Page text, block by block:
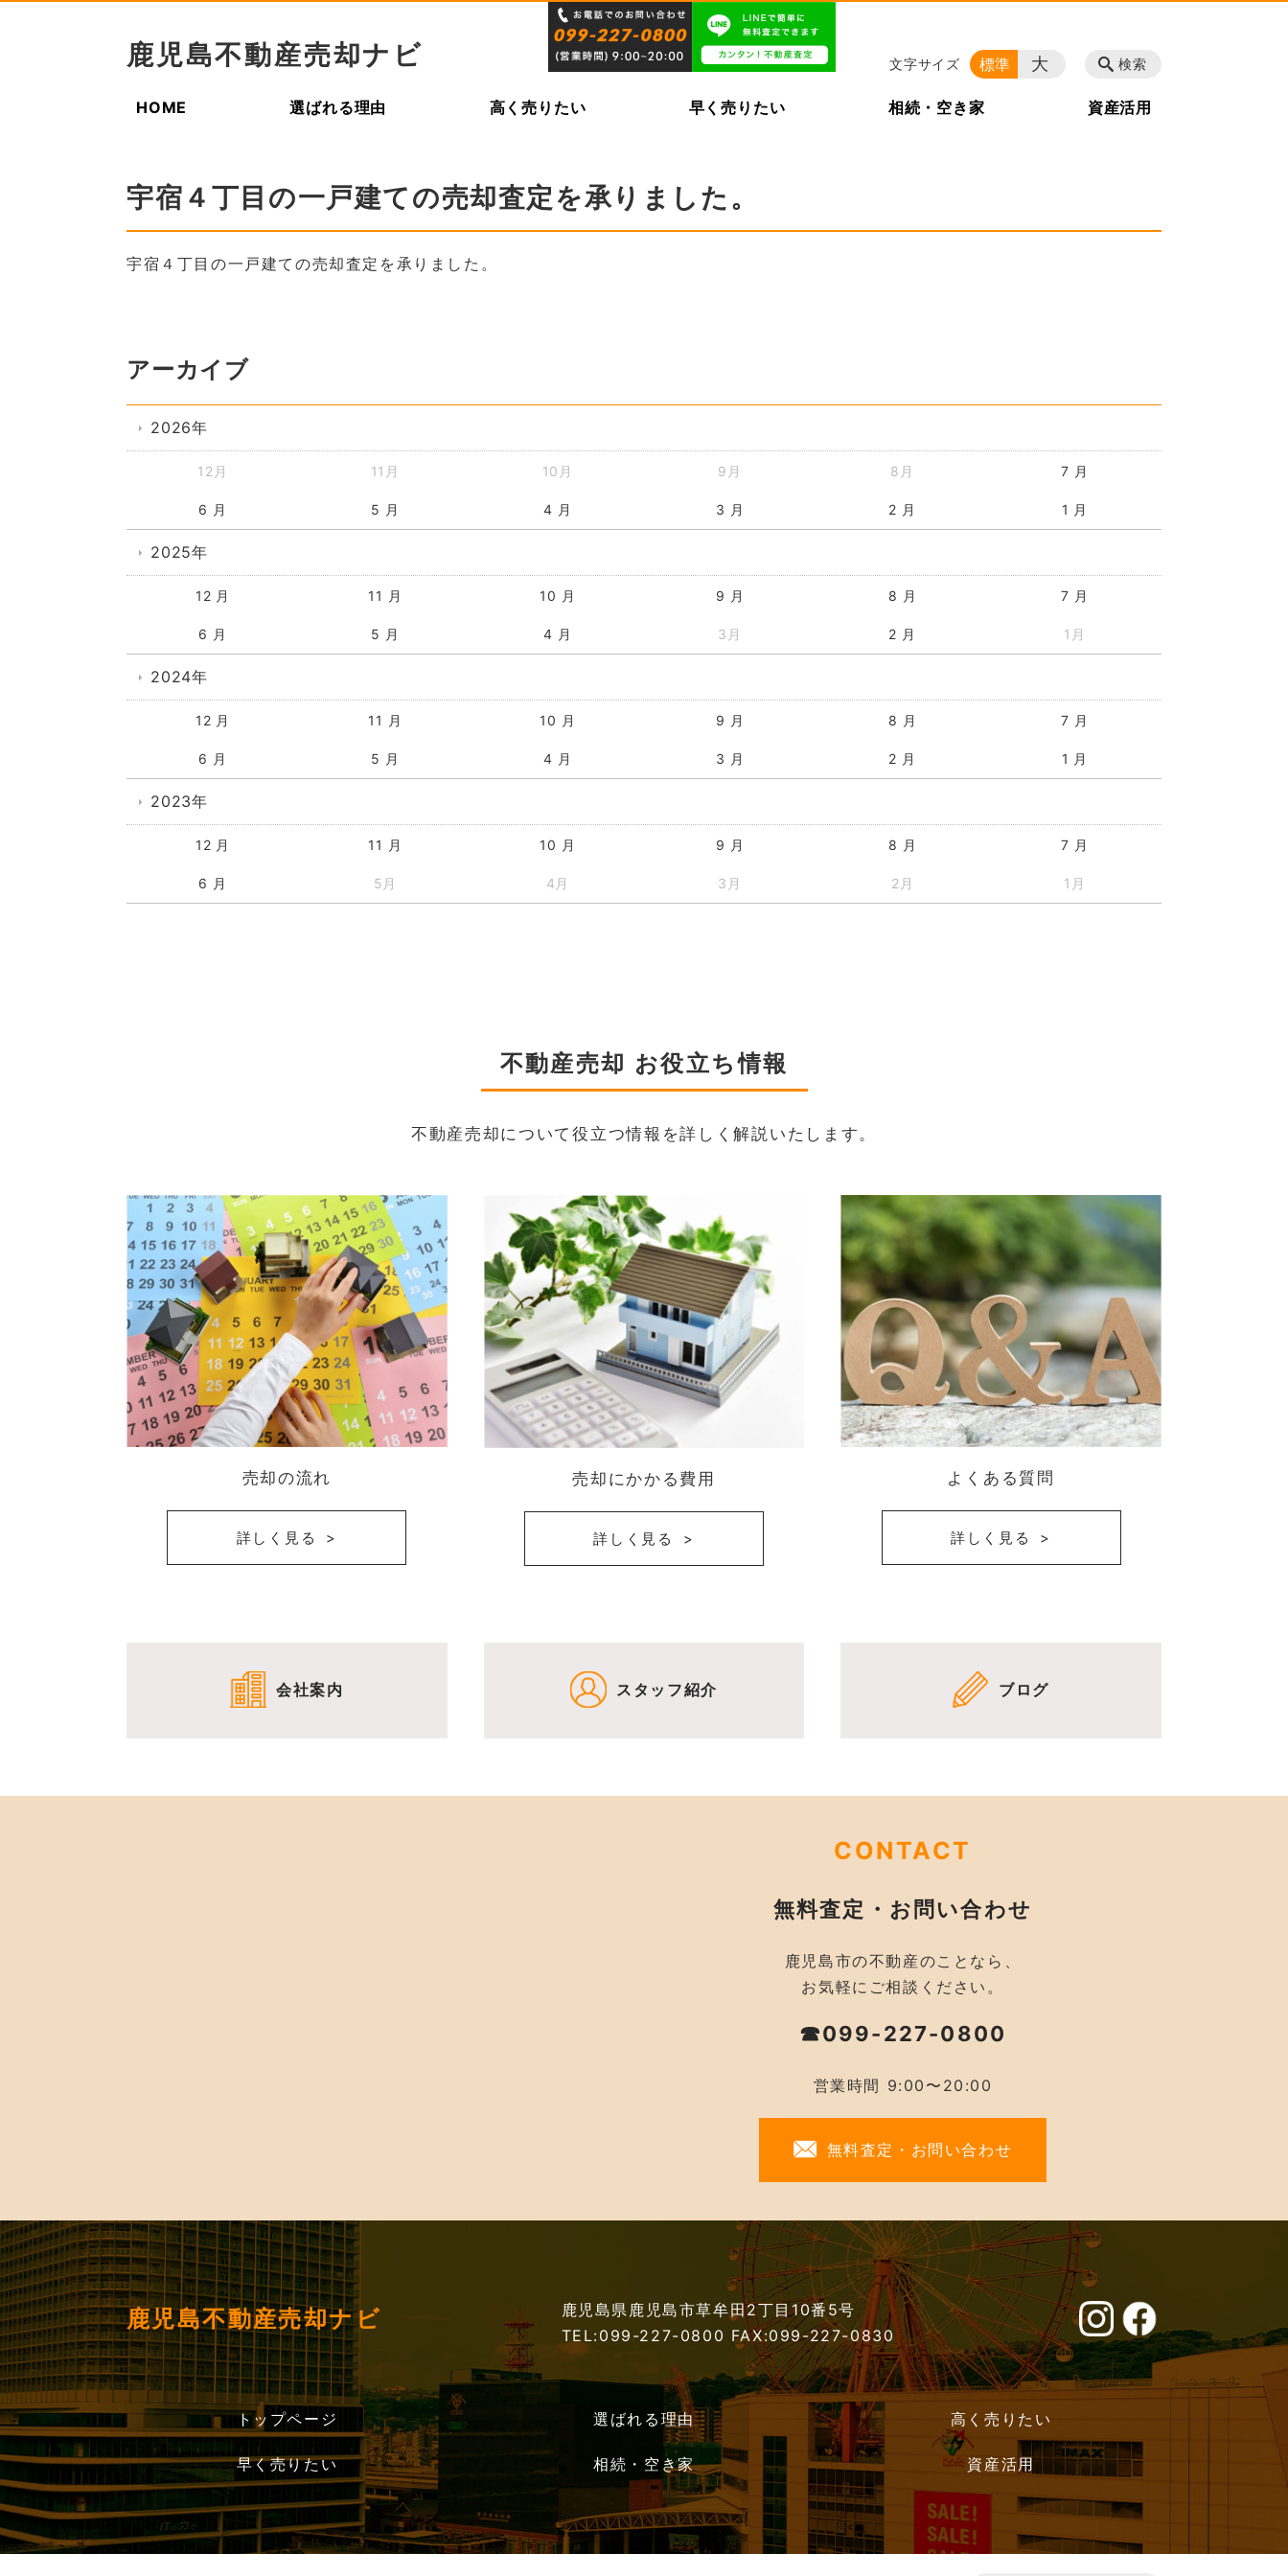
鹿児島不動産売却ナビ
HOME 選ばれる理由 高く売りたい 早く売りたい 相続・空き家 資産活用
検索
文字サイズ 標準 大
宇宿４丁目の一戸建ての売却査定を承りました。
宇宿４丁目の一戸建ての売却査定を承りました。
アーカイブ
2026年
12月 11月 10月 9月 8月 7 月
6 月 5 月 4 月 3 月 2 月 1 月
2025年
12 月 11 月 10 月 9 月 8 月 7 月
6 月 5 月 4 月 3月 2 月 1月
2024年
12 月 11 月 10 月 9 月 8 月 7 月
6 月 5 月 4 月 3 月 2 月 1 月
2023年
12 月 11 月 10 月 9 月 8 月 7 月
6 月 5月 4月 3月 2月 1月
不動産売却 お役立ち情報
不動産売却について役立つ情報を詳しく解説いたします。
売却の流れ
詳しく見る
売却にかかる費用
詳しく見る
よくある質問
詳しく見る
会社案内 スタッフ紹介 ブログ
CONTACT
無料査定・お問い合わせ
鹿児島市の不動産のことなら、
お気軽にご相談ください。
☎099-227-0800
営業時間 9:00〜20:00
無料査定・お問い合わせ
鹿児島不動産売却ナビ
鹿児島県鹿児島市草牟田2丁目10番5号
TEL:099-227-0800 FAX:099-227-0830
トップページ 選ばれる理由 高く売りたい
早く売りたい 相続・空き家 資産活用